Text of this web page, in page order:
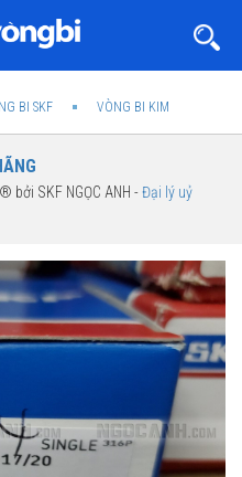
BI SKF VÒNG BI KIM
bởi SKF NGỌC ANH -Đại lý uỷ